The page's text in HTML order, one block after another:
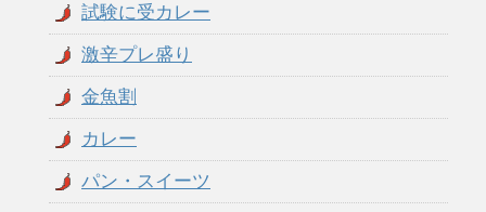
試験に受カレー
激辛プレ盛り
金魚割
カレー
パン・スイーツ